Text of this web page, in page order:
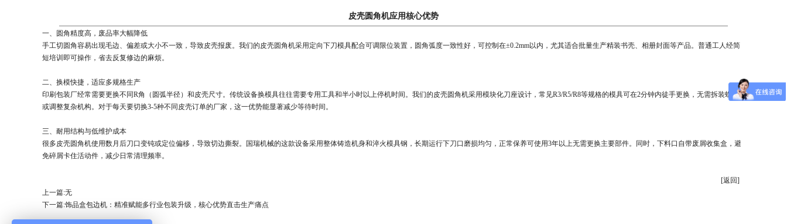
皮壳圆角机应用核心优势
​一、圆角精度高，废品率大幅降低
手工切圆角容易出现毛边、偏差或大小不一致，导致皮壳报废。我们的皮壳圆角机采用定向下刀模具配合可调限位装置，圆角弧度一致性好，可控制在±0.2mm以内，尤其适合批量生产精装书壳、相册封面等产品。普通工人经简
短培训即可操作，省去反复修边的麻烦。
二、换模快捷，适应多规格生产
印刷包装厂经常需要更换不同R角（圆弧半径）和皮壳尺寸。传统设备换模具往往需要专用工具和半小时以上停机时间。我们的皮壳圆角机采用模块化刀座设计，常见R3/R5/R8等规格的模具可在2分钟内徒手更换，无需拆装螺丝
或调整复杂机构。对于每天要切换3-5种不同皮壳订单的厂家，这一优势能显著减少等待时间。
三、耐用结构与低维护成本
很多皮壳圆角机使用数月后刀口变钝或定位偏移，导致切边撕裂。国瑞机械的这款设备采用整体铸造机身和淬火模具钢，长期运行下刀口磨损均匀，正常保养可使用3年以上无需更换主要部件。同时，下料口自带废屑收集盒，避
免碎屑卡住活动件，减少日常清理频率。
[返回]
上一篇:无
下一篇:饰品盒包边机：精准赋能多行业包装升级，核心优势直击生产痛点